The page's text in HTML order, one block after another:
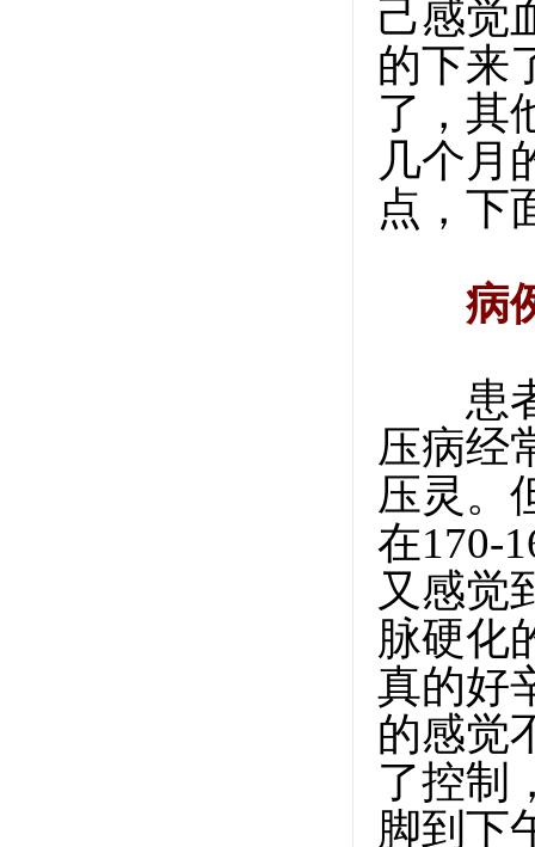
己感觉
的下来
了，其
几个月
点，下
病
患者
压病经
压灵。
在170-
又感觉
脉硬化
真的好
的感觉
了控制
脚到下